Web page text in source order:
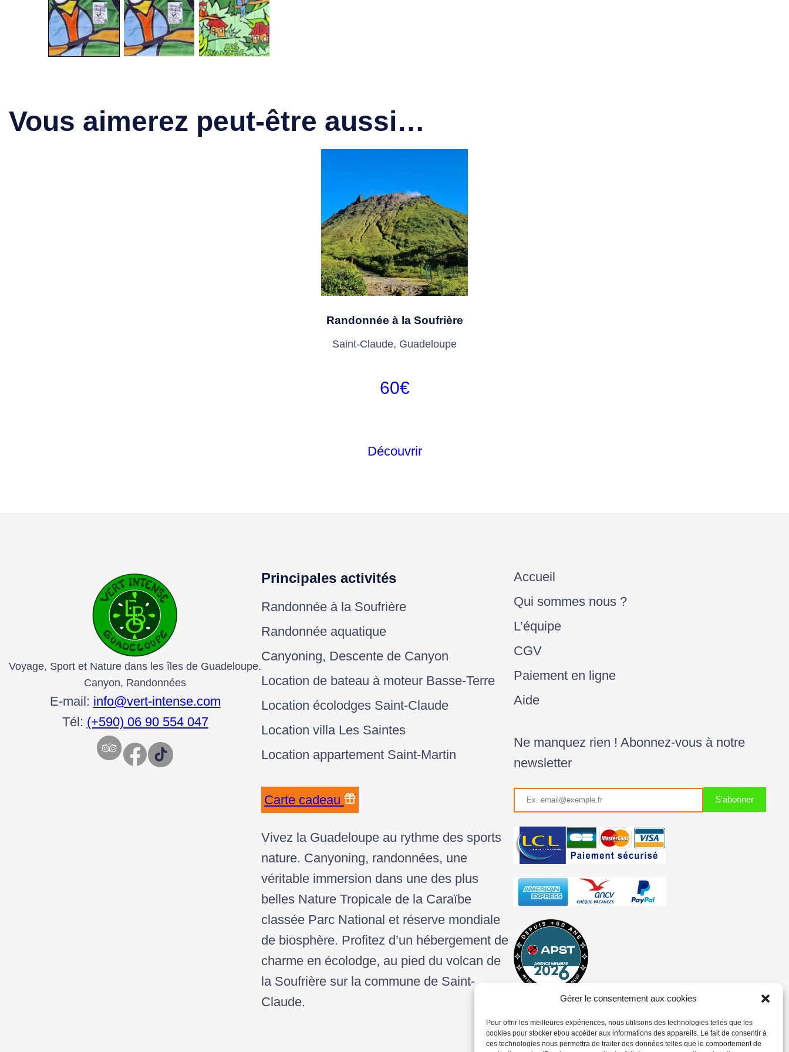
Gérer le consentement aux cookies
Pour offrir les meilleures expériences, nous utilisons des technologies telles que les
cookies pour stocker et/ou accéder aux informations des appareils. Le fait de consentir à
ces technologies nous permettra de traiter des données telles que le comportement de
Vous aimerez peut-être aussi…
Randonnée à la Soufrière
Saint-Claude, Guadeloupe
60€
Découvrir
Voyage, Sport et Nature dans les îles de Guadeloupe.
Canyon, Randonnées
E-mail: info@vert-intense.com
Tél: (+590) 06 90 554 047
Facebook TikTok
Principales activités
Randonnée à la Soufrière
Randonnée aquatique
Canyoning, Descente de Canyon
Location de bateau à moteur Basse-Terre
Location écolodges Saint-Claude
Location villa Les Saintes
Location appartement Saint-Martin
Carte cadeau
Vivez la Guadeloupe au rythme des sports
nature. Canyoning, randonnées, une
véritable immersion dans une des plus
belles Nature Tropicale de la Caraïbe
classée Parc National et réserve mondiale
de biosphère. Profitez d’un hébergement de
charme en écolodge, au pied du volcan de
la Soufrière sur la commune de Saint-
Claude.
Accueil
Qui sommes nous ?
L’équipe
CGV
Paiement en ligne
Aide
Ne manquez rien ! Abonnez-vous à notre
newsletter